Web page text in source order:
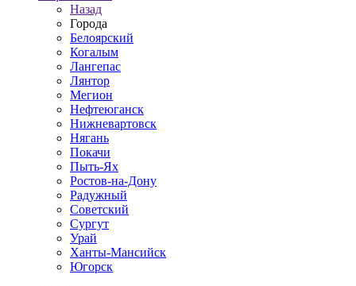
Назад
Города
Белоярский
Когалым
Лангепас
Лянтор
Мегион
Нефтеюганск
Нижневартовск
Нягань
Покачи
Пыть-Ях
Рoстов-на-Дону
Радужный
Советский
Сургут
Урай
Ханты-Мансийск
Югорск